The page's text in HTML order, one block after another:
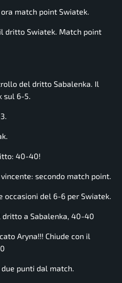
ora match point Swiatek.
il dritto Swiatek. Match point
del dritto Sabalenka. Il
sul 6-5.
40-40!
vincente: secondo match point.
occasioni del 6-6 per Swiatek.
dritto a Sabalenka, 40-40
Aryna!!! Chiude con il
due punti dal match.